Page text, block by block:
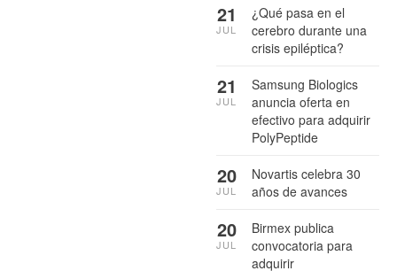
¿Qué pasa en el
cerebro durante una
crisis epiléptica?
21
JUL
Samsung Biologics
anuncia oferta en
efectivo para adquirir
PolyPeptide
21
JUL
Novartis celebra 30
años de avances
20
JUL
Birmex publica
convocatoria para
adquirir
20
JUL